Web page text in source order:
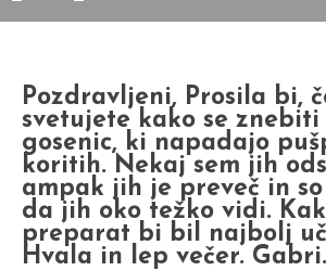
Pozdravljeni, Prosila bi,
svetujete kako se znebiti
gosenic, ki napadajo
koritih. Nekaj sem jih
ampak jih je preveč in
da jih oko težko vidi.
preparat bi bil najbolj
Hvala in lep večer. Gabri.